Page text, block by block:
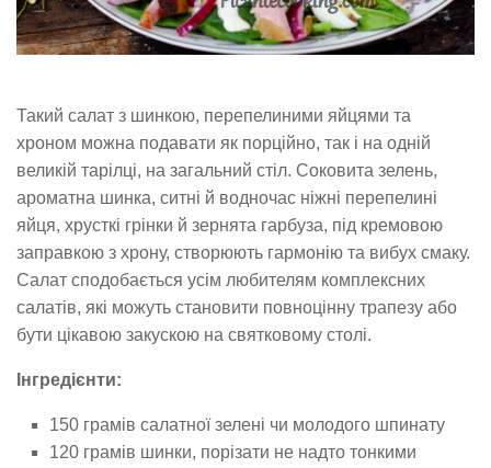
Такий салат з шинкою, перепелиними яйцями та
хроном можна подавати як порційно, так і на одній
великій тарілці, на загальний стіл. Соковита зелень,
ароматна шинка, ситні й водночас ніжні перепелині
яйця, хрусткі грінки й зернята гарбуза, під кремовою
заправкою з хрону, створюють гармонію та вибух смаку.
Салат сподобається усім любителям комплексних
салатів, які можуть становити повноцінну трапезу або
бути цікавою закускою на святковому столі.
Інгредієнти:
150 грамів салатної зелені чи молодого шпинату
120 грамів шинки, порізати не надто тонкими